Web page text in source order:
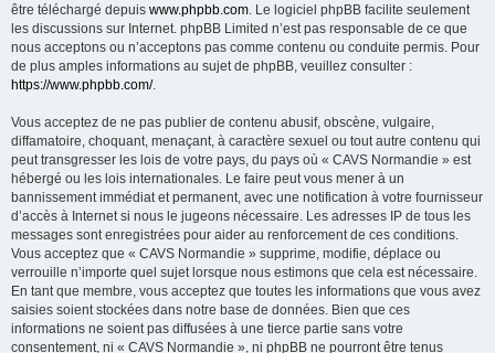
être téléchargé depuis www.phpbb.com. Le logiciel phpBB facilite seulement
les discussions sur Internet. phpBB Limited n’est pas responsable de ce que
nous acceptons ou n’acceptons pas comme contenu ou conduite permis. Pour
de plus amples informations au sujet de phpBB, veuillez consulter :
https://www.phpbb.com/.
Vous acceptez de ne pas publier de contenu abusif, obscène, vulgaire,
diffamatoire, choquant, menaçant, à caractère sexuel ou tout autre contenu qui
peut transgresser les lois de votre pays, du pays où « CAVS Normandie » est
hébergé ou les lois internationales. Le faire peut vous mener à un
bannissement immédiat et permanent, avec une notification à votre fournisseur
d’accès à Internet si nous le jugeons nécessaire. Les adresses IP de tous les
messages sont enregistrées pour aider au renforcement de ces conditions.
Vous acceptez que « CAVS Normandie » supprime, modifie, déplace ou
verrouille n’importe quel sujet lorsque nous estimons que cela est nécessaire.
En tant que membre, vous acceptez que toutes les informations que vous avez
saisies soient stockées dans notre base de données. Bien que ces
informations ne soient pas diffusées à une tierce partie sans votre
consentement, ni « CAVS Normandie », ni phpBB ne pourront être tenus